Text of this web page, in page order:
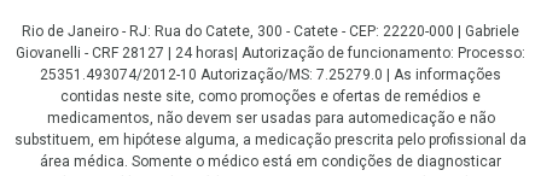
Rio de Janeiro - RJ: Rua do Catete, 300 - Catete - CEP: 22220-000 | Gabriele
Giovanelli - CRF 28127 | 24 horas| Autorização de funcionamento: Processo:
25351.493074/2012-10 Autorização/MS: 7.25279.0 | As informações
contidas neste site, como promoções e ofertas de remédios e
medicamentos, não devem ser usadas para automedicação e não
substituem, em hipótese alguma, a medicação prescrita pelo profissional da
área médica. Somente o médico está em condições de diagnosticar